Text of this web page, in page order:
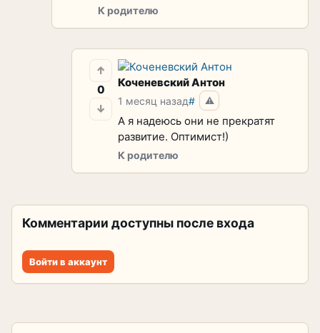
К родителю
↑
0
↓
Коченевский Антон
1 месяц назад# ⚠
А я надеюсь они не прекратят
развитие. Оптимист!)
К родителю
Комментарии доступны после входа
Войти в аккаунт